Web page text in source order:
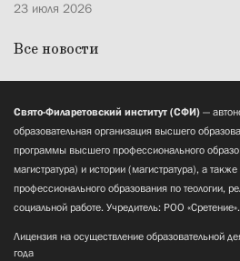
23 июля 2026
Все новости
Свято-Филаретовский институт (СФИ) —
образовательная организация высшего
программы высшего профессионального
магистратура) и истории (магистратура), а также
профессионального образования по теологии,
социальной работе. Учредитель: РОО «Сретение».
Лицензия на осуществление образовательной
года